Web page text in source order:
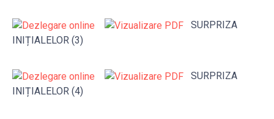
SURPRIZA
INIȚIALELOR (3)
SURPRIZA
INIȚIALELOR (4)